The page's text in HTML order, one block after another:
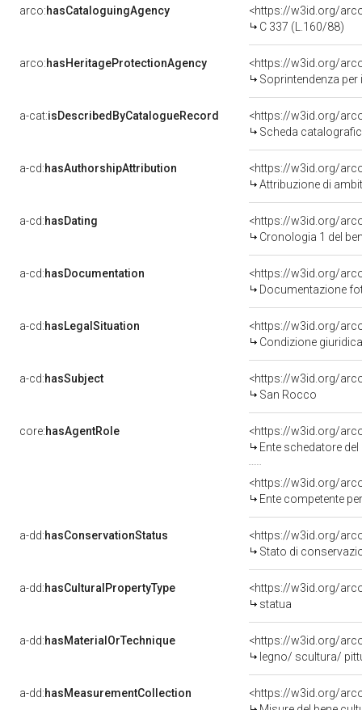
arco:hasCataloguingAgency
<https://w3id.org/
C 337 (L.160/88)
arco:hasHeritageProtectionAgency
<https://w3id.org/
Soprintendenza
a-cat:isDescribedByCatalogueRecord
<https://w3id.org/
Scheda
a-cd:hasAuthorshipAttribution
<https://w3id.org/
Attribuzione di
a-cd:hasDating
<https://w3id.org/
Cronologia 1 del
a-cd:hasDocumentation
Documentazione
a-cd:hasLegalSituation
Condizione
a-cd:hasSubject
<https://w3id.org/
San Rocco
core:hasAgentRole
<https://w3id.org/
Ente schedatore
<https://w3id.org/
Ente competente per
a-dd:hasConservationStatus
<https://w3id.org/
Stato di
a-dd:hasCulturalPropertyType
<https://w3id.org/
statua
a-dd:hasMaterialOrTechnique
<https://w3id.org/
legno/ scultura/
a-dd:hasMeasurementCollection
<https://w3id.org/